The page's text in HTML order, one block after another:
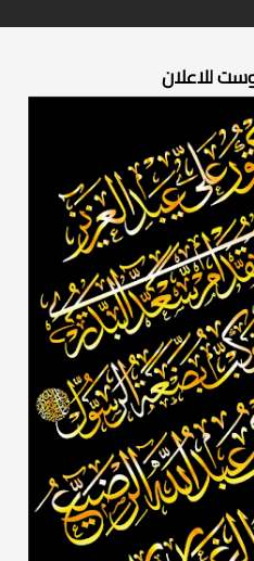
للاعلان